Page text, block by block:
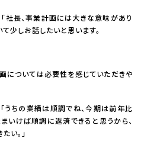
社長、事業計画には大きな意味があり
て少しお話したいと思います。
については必要性を感じていただきや
うちの業績は順調でね、今期は前年比
いけば順調に返済できると思うから、
い。」